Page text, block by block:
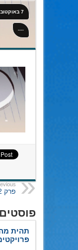
7 באוקטובר 2015
----
פרק 2 של למעשה, אני…